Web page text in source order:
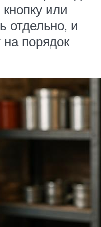
или
отдельно, и
на порядок